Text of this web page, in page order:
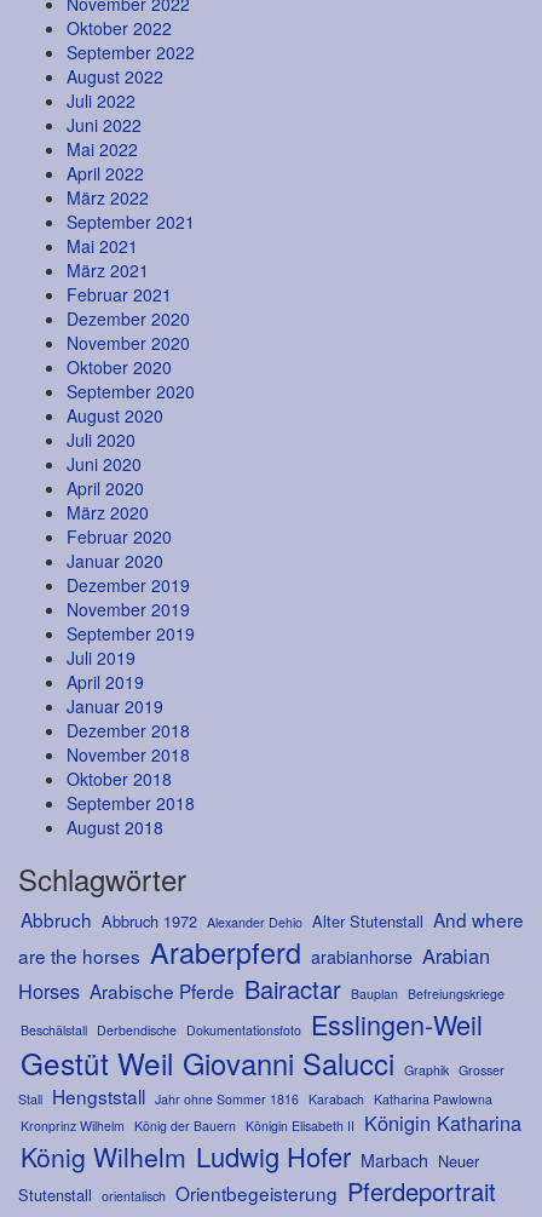
Oktober 2022
September 2022
August 2022
Juli 2022
Juni 2022
Mai 2022
April 2022
März 2022
September 2021
Mai 2021
März 2021
Februar 2021
Dezember 2020
November 2020
Oktober 2020
September 2020
August 2020
Juli 2020
Juni 2020
April 2020
März 2020
Februar 2020
Januar 2020
Dezember 2019
November 2019
September 2019
Juli 2019
April 2019
Januar 2019
Dezember 2018
November 2018
Oktober 2018
September 2018
August 2018
Schlagwörter
Abbruch Abbruch 1972 Alexander Dehio Alter Stutenstall And where
are the horses Araberpferd arabianhorse Arabian
Horses Arabische Pferde Bairactar Bauplan Befreiungskriege
Beschälstall Derbendische Dokumentationsfoto Esslingen-Weil
Gestüt Weil Giovanni Salucci Graphik Grosser
Stall Hengststall Jahr ohne Sommer 1816 Karabach Katharina Pawlowna
Kronprinz Wilhelm König der Bauern Königin Elisabeth II Königin Katharina
König Wilhelm Ludwig Hofer Marbach Neuer
Stutenstall orientalisch Orientbegeisterung Pferdeportrait